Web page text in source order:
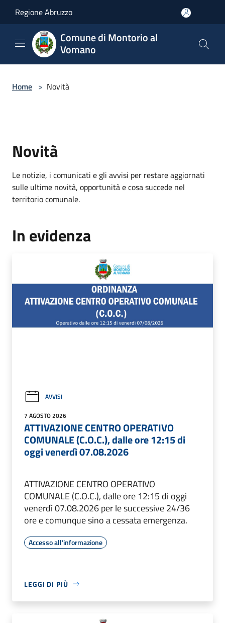
Regione Abruzzo
Comune di Montorio al
Vomano
Home > Novità
Novità
Le notizie, i comunicati e gli avvisi per restare aggiornati
sulle ultime novità, opportunità e cosa succede nel
territorio comunale.
In evidenza
AVVISI
7 AGOSTO 2026
ATTIVAZIONE CENTRO OPERATIVO
COMUNALE (C.O.C.), dalle ore 12:15 di
oggi venerdì 07.08.2026
ATTIVAZIONE CENTRO OPERATIVO
COMUNALE (C.O.C.), dalle ore 12:15 di oggi
venerdì 07.08.2026 per le successive 24/36
ore e comunque sino a cessata emergenza.
Accesso all'informazione
LEGGI DI PIÙ